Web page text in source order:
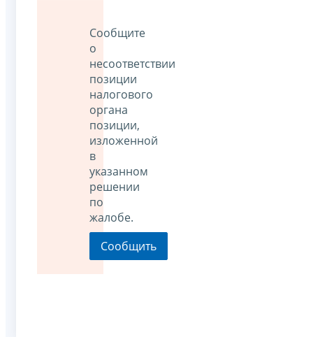
Сообщите
о
несоответствии
позиции
налогового
органа
позиции,
изложенной
в
указанном
решении
по
жалобе.